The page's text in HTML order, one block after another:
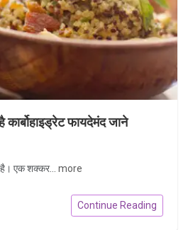
फायदेमंद जाने
है। एक शक्कर... more
Continue Reading